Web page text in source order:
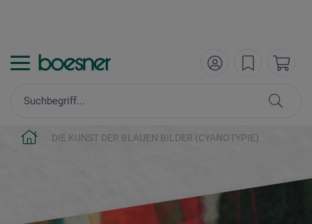
DIE KUNST DER BLAUEN BILDER (CYANOTYPIE)